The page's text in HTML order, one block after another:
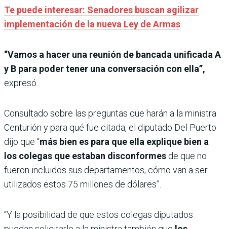
Te puede interesar: Senadores buscan agilizar
implementación de la nueva Ley de Armas
“Vamos a hacer una reunión de bancada unificada A
y B para poder tener una conversación con ella”,
expresó.
Consultado sobre las preguntas que harán a la ministra
Centurión y para qué fue citada, el diputado Del Puerto
dijo que “más bien es para que ella explique bien a
los colegas que estaban disconformes de que no
fueron incluidos sus departamentos, cómo van a ser
utilizados estos 75 millones de dólares”.
“Y la posibilidad de que estos colegas diputados